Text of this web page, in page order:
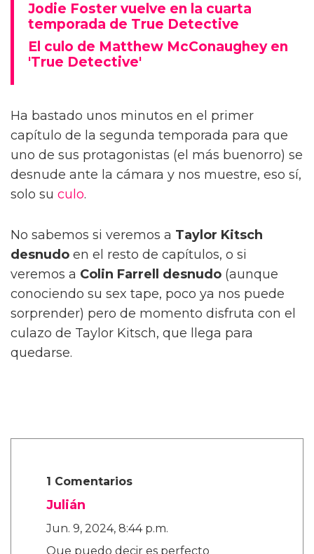
Jodie Foster vuelve en la cuarta
temporada de True Detective
El culo de Matthew McConaughey en
'True Detective'
Ha bastado unos minutos en el primer
capítulo de la segunda temporada para que
uno de sus protagonistas (el más buenorro) se
desnude ante la cámara y nos muestre, eso sí,
solo su culo.
No sabemos si veremos a Taylor Kitsch
desnudo en el resto de capítulos, o si
veremos a Colin Farrell desnudo (aunque
conociendo su sex tape, poco ya nos puede
sorprender) pero de momento disfruta con el
culazo de Taylor Kitsch, que llega para
quedarse.
1 Comentarios
Julián
Jun. 9, 2024, 8:44 p.m.
Que puedo decir es perfecto